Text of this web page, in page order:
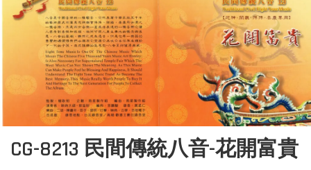
CG-8213 民間傳統八音-花開富貴